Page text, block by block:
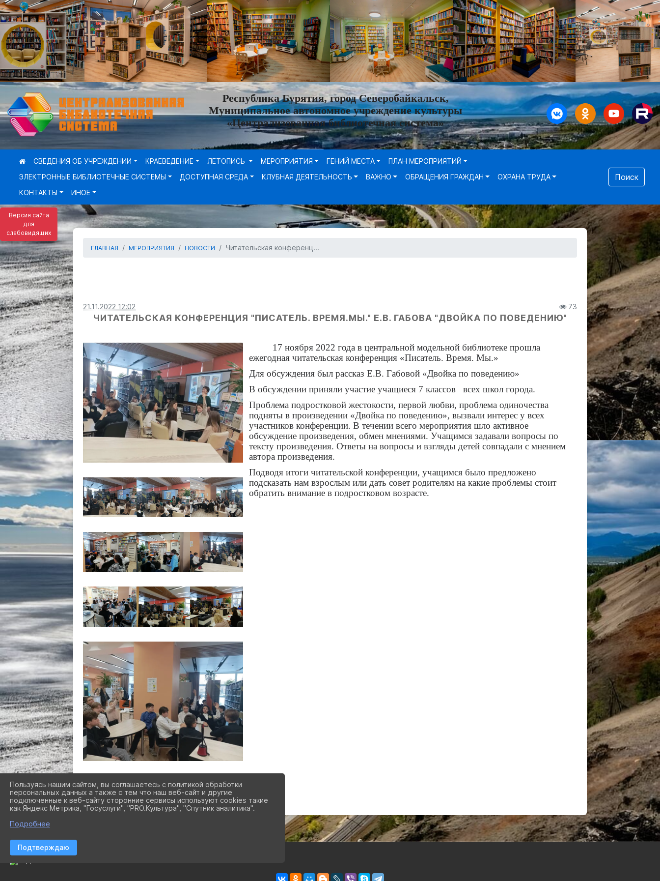
Версия сайта
для
слабовидящих
Республика Бурятия, город Северобайкальск,
Муниципальное автономное учреждение культуры
«Централизованная библиотечная система»
СВЕДЕНИЯ ОБ УЧРЕЖДЕНИИ КРАЕВЕДЕНИЕ ЛЕТОПИСЬ МЕРОПРИЯТИЯ ГЕНИЙ МЕСТА
ПЛАН МЕРОПРИЯТИЙ
ЭЛЕКТРОННЫЕ БИБЛИОТЕЧНЫЕ СИСТЕМЫ
ДОСТУПНАЯ СРЕДА КЛУБНАЯ ДЕЯТЕЛЬНОСТЬ ВАЖНО ОБРАЩЕНИЯ ГРАЖДАН
ОХРАНА ТРУДА
КОНТАКТЫ
ИНОЕ
Поиск
ГЛАВНАЯ МЕРОПРИЯТИЯ НОВОСТИ Читательская конференц...
21.11.2022 12:02 73
ЧИТАТЕЛЬСКАЯ КОНФЕРЕНЦИЯ "ПИСАТЕЛЬ. ВРЕМЯ.МЫ." Е.В. ГАБОВА "ДВОЙКА ПО ПОВЕДЕНИЮ"
17 ноября 2022 года в центральной модельной библиотеке прошла
ежегодная читательская конференция «Писатель. Время. Мы.»
Для обсуждения был рассказ Е.В. Габовой «Двойка по поведению»
В обсуждении приняли участие учащиеся 7 классов всех школ города.
Проблема подростковой жестокости, первой любви, проблема одиночества
подняты в произведении «Двойка по поведению», вызвали интерес у всех
участников конференции. В течении всего мероприятия шло активное
обсуждение произведения, обмен мнениями. Учащимся задавали вопросы по
тексту произведения. Ответы на вопросы и взгляды детей совпадали с мнением
автора произведения.
Подводя итоги читательской конференции, учащимся было предложено
подсказать нам взрослым или дать совет родителям на какие проблемы стоит
обратить внимание в подростковом возрасте.
Пользуясь нашим сайтом, вы соглашаетесь с политикой обработки
персональных данных а также с тем что наш веб-сайт и другие
подключенные к веб-сайту сторонние сервисы используют cookies такие
как Яндекс Метрика, "Госуслуги", "PRO.Культура", "Спутник аналитика".
Подробнее
Подтверждаю